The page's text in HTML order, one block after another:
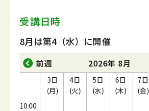
受講日時
8月は第4（水）に開催
前週 2026年 8月
10:00
3日
(月)
4日
(火)
5日
(水)
6日
(木)
7日
(金)